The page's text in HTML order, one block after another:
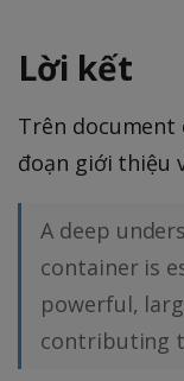
Lời kết
Trên document
đoạn giới thiệu
A deep
container is
powerful,
contributing